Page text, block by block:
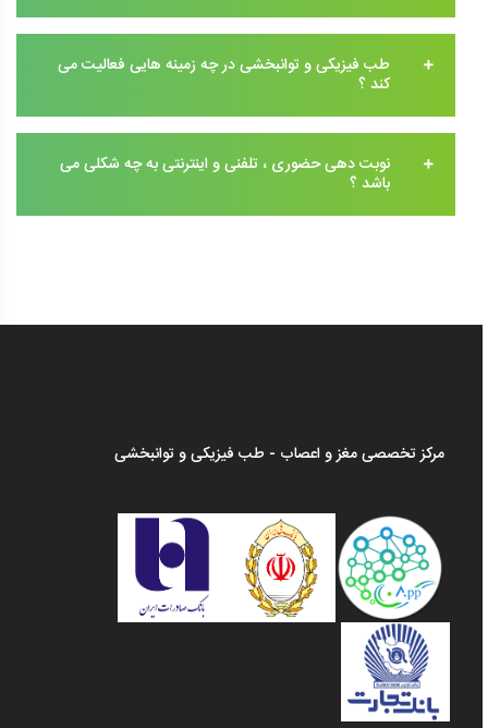
طب فیزیکی و توانبخشی در چه زمینه هایی فعالیت می
کند ؟
نوبت دهی حضوری ، تلفنی و اینترنتی به چه شکلی می
باشد ؟
مرکز تخصصی مغز و اعصاب - طب فیزیکی و توانبخشی